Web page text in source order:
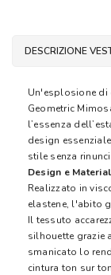
DESCRIZIONE
Un'esplosione di
Geometric
l’essenza
design
stile senza
Design e
Realizzato in
elastene, l'abito
Il tessuto
silhouette grazie
smanicato lo
cintura ton sur